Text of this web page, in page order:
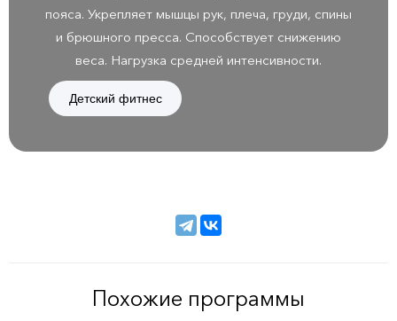
пояса. Укрепляет мышцы рук, плеча, груди, спины
и брюшного пресса. Способствует снижению
веса. Нагрузка средней интенсивности.
Детский фитнес
Похожие программы